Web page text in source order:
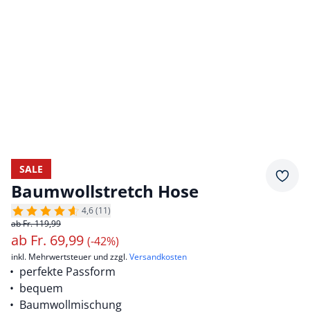
SALE
Baumwollstretch Hose
4,6 (11)
ab Fr. 119,99
ab Fr. 69,99 (-42%)
inkl. Mehrwertsteuer und zzgl.Versandkosten
perfekte Passform
bequem
Baumwollmischung